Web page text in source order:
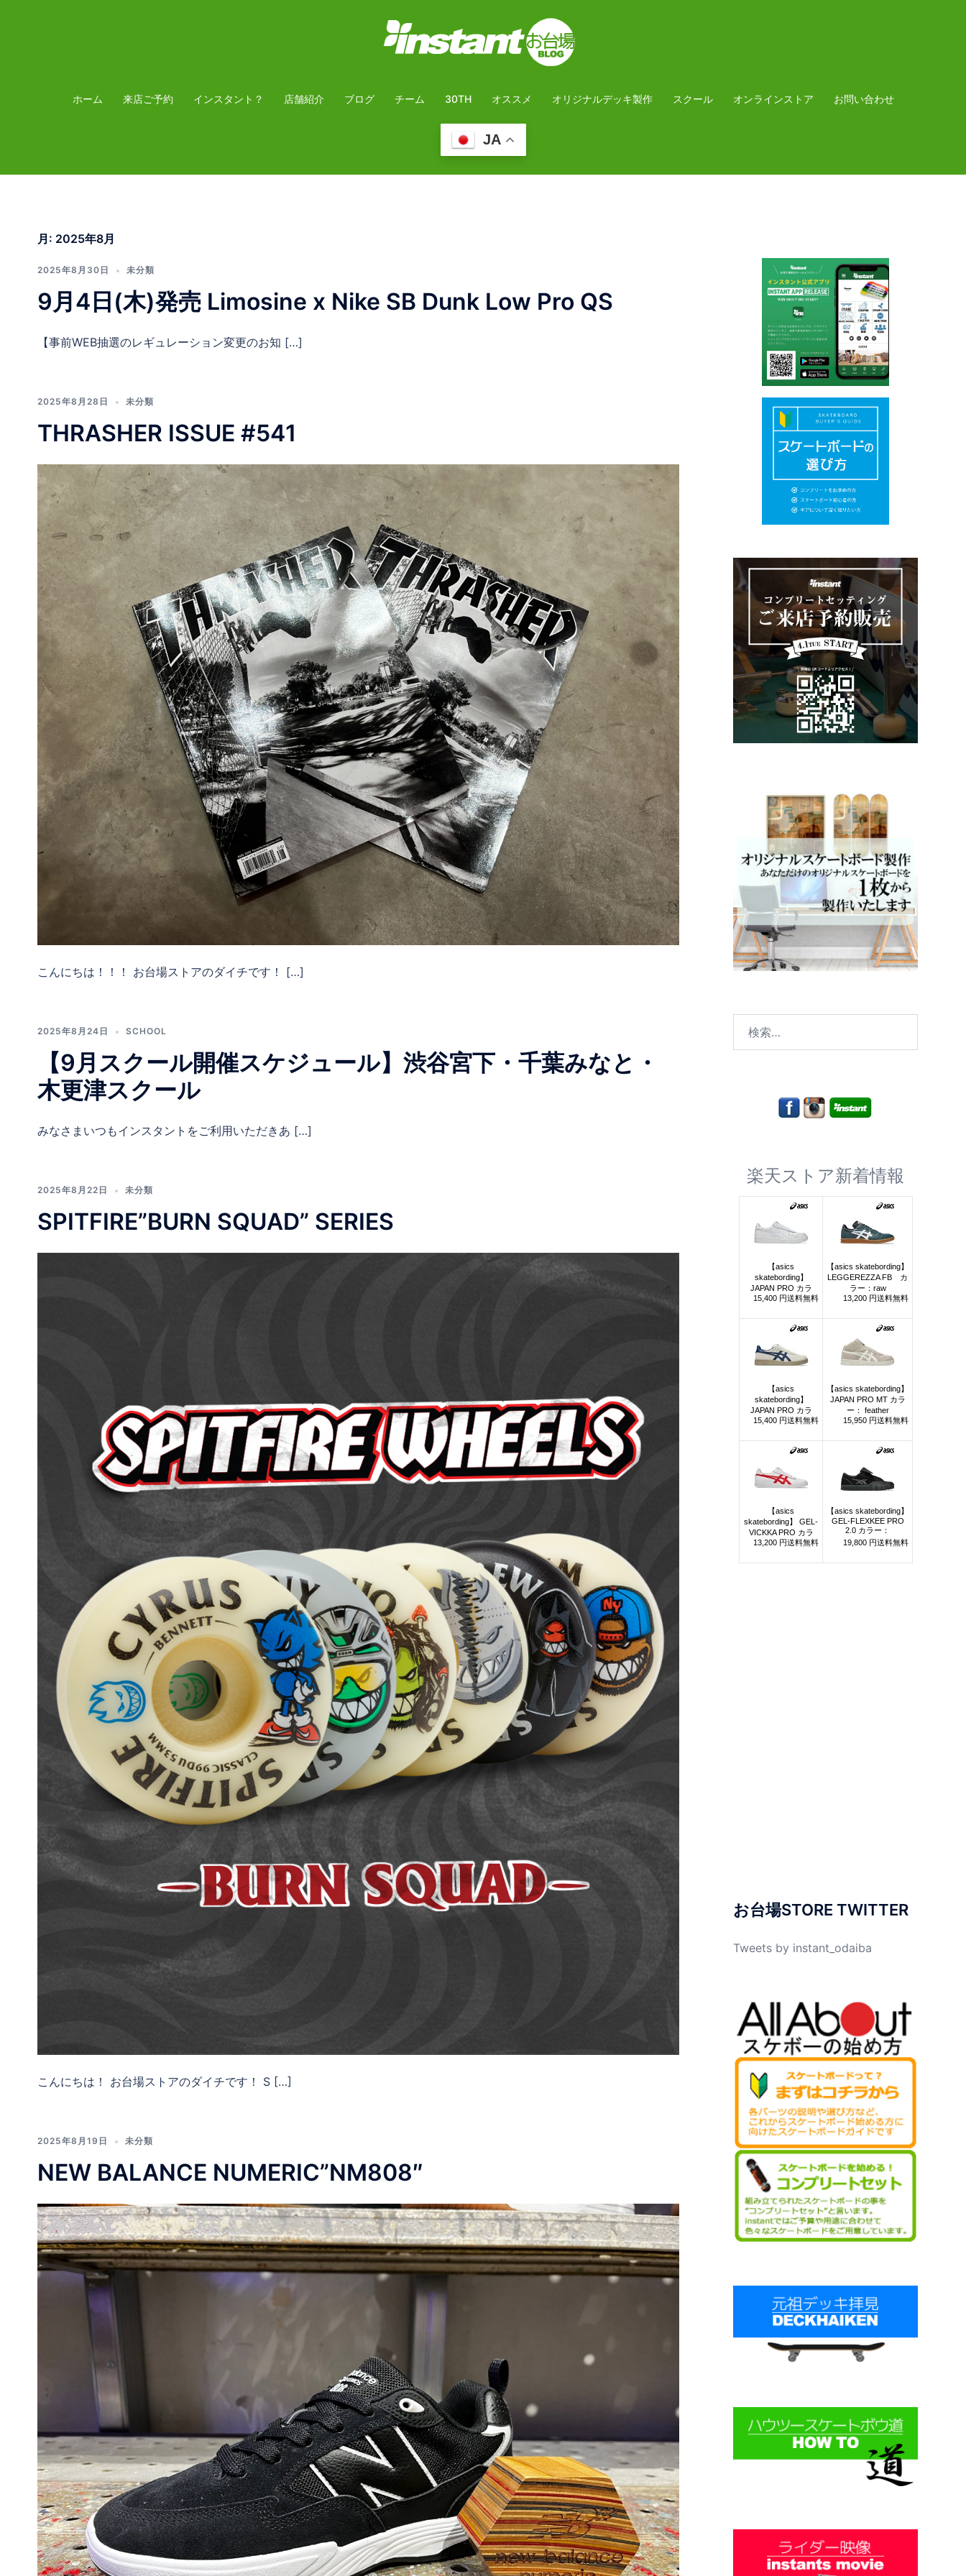
プ
ホーム 来店ご予約 インスタント？ 店舗紹介 ブログ チーム 30TH オススメ オリジナルデッキ製作 スクール オンラインストア お問い合わせ
JA
月: 2025年8月
2025年8月30日 未分類
9月4日(木)発売 Limosine x Nike SB Dunk Low Pro QS
【事前WEB抽選のレギュレーション変更のお知 […]
2025年8月28日 未分類
THRASHER ISSUE #541
こんにちは！！！ お台場ストアのダイチです！ […]
2025年8月24日 SCHOOL
【9月スクール開催スケジュール】渋谷宮下・千葉みなと・
木更津スクール
みなさまいつもインスタントをご利用いただきあ […]
2025年8月22日 未分類
SPITFIRE”BURN SQUAD” SERIES
こんにちは！ お台場ストアのダイチです！ S […]
2025年8月19日 未分類
NEW BALANCE NUMERIC”NM808″
楽天ストア新着情報
お台場STORE TWITTER
Tweets by instant_odaiba